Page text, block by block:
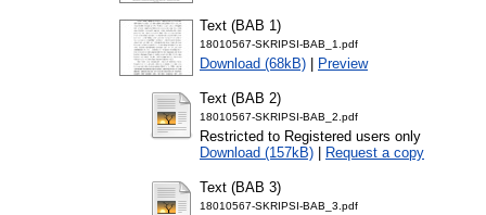
Text (BAB 1)
18010567-SKRIPSI-BAB_1.pdf
Download (68kB) Preview
Text (BAB 2)
18010567-SKRIPSI-BAB_2.pdf
Restricted to Registered users only
Download (157kB)
Request a copy
Text (BAB 3)
18010567-SKRIPSI-BAB_3.pdf